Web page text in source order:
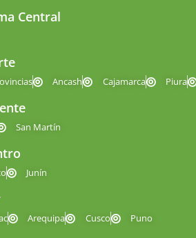
Central
Ancash Cajamarca Piura
San Martín
Junín
Arequipa Cusco Puno